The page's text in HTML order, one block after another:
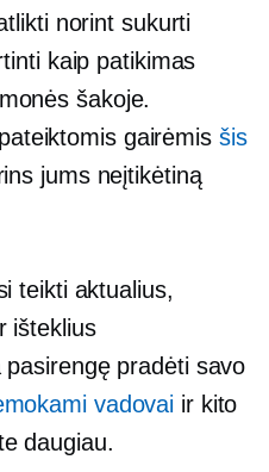
norint sukurti
kaip patikimas
šakoje.
gairėmis šis
jums neįtikėtiną
teikti aktualius,
išteklius
pradėti savo
vadovai ir kito
daugiau.